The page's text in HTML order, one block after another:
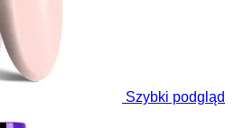
Szybki podgląd